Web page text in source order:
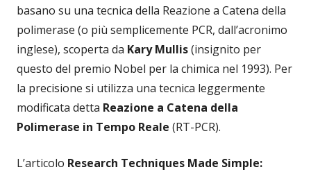
basano su una tecnica della Reazione a Catena della
polimerase (o più semplicemente PCR, dall’acronimo
inglese), scoperta da Kary Mullis(insignito per
questo del premio Nobel per la chimica nel 1993). Per
la precisione si utilizza una tecnica leggermente
modificata detta Reazione a Catena della
Polimerase in Tempo Reale (RT-PCR).
L’articolo Research Techniques Made Simple: